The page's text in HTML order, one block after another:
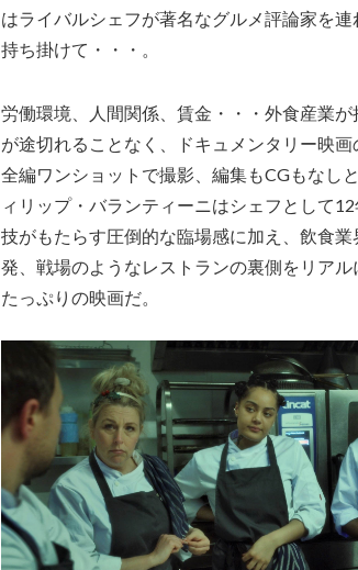
はライバルシェフが著名なグルメ評論家を
持ち掛けて・・・。
労働環境、人間関係、賃金・・・外食産業
が途切れることなく、ドキュメンタリー映
全編ワンショットで撮影、編集もCGもなし
ィリップ・バランティーニはシェフとして
技がもたらす圧倒的な臨場感に加え、飲食
発、戦場のようなレストランの裏側をリア
たっぷりの映画だ。